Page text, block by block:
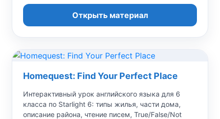
Открыть материал
Homequest: Find Your Perfect Place
Интерактивный урок английского языка для 6
класса по Starlight 6: типы жилья, части дома,
описание района, чтение писем, True/False/Not